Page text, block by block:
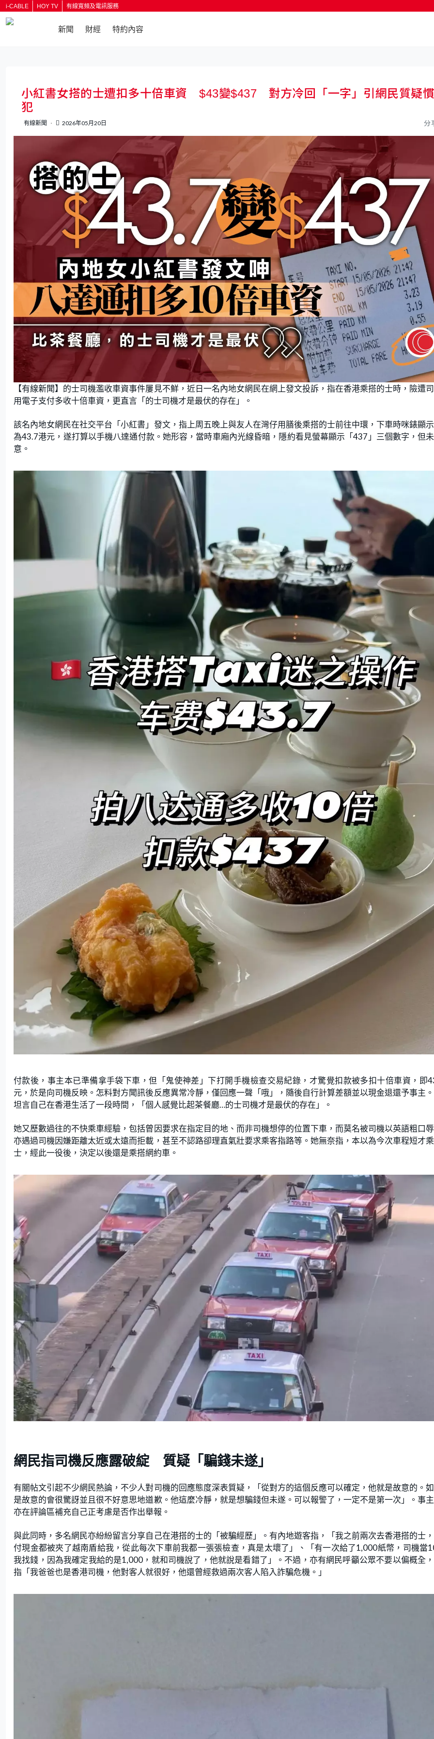
i-CABLE HOY TV 有線寬頻及電訊服務
新聞 財經 特約內容
小紅書女搭的士遭扣多十倍車資 $43變$437 對方冷回「一字」引網民質疑
犯
有線新聞 2026年05月20日 分
【有線新聞】的士司機濫收車資事件屢見不鮮，近日一名內地女網民在網上發文投訴，指在香港乘搭的士時，險遭
用電子支付多收十倍車資，更直言「的士司機才是最伏的存在」。
該名內地女網民在社交平台「小紅書」發文，指上周五晚上與友人在灣仔用膳後乘搭的士前往中環，下車時咪錶顯
為43.7港元，遂打算以手機八達通付款。她形容，當時車廂內光線昏暗，隱約看見螢幕顯示「437」三個數字，但
意。
付款後，事主本已準備拿手袋下車，但「鬼使神差」下打開手機檢查交易紀錄，才驚覺扣款被多扣十倍車資，即
元，於是向司機反映。怎料對方聞訊後反應異常冷靜，僅回應一聲「哦」，隨後自行計算差額並以現金退還予事主
坦言自己在香港生活了一段時間，「個人感覺比起茶餐廳…的士司機才是最伏的存在」。
她又歷數過往的不快乘車經驗，包括曾因要求在指定目的地、而非司機想停的位置下車，而莫名被司機以英語粗口
亦遇過司機因嫌距離太近或太遠而拒載，甚至不認路卻理直氣壯要求乘客指路等。她無奈指，本以為今次車程短才
士，經此一役後，決定以後還是乘搭網約車。
網民指司機反應露破綻 質疑「騙錢未遂」
有關帖文引起不少網民熱論，不少人對司機的回應態度深表質疑，「從對方的這個反應可以確定，他就是故意的。
是故意的會很驚訝並且很不好意思地道歉。他這麼冷靜，就是想騙錢但未遂。可以報警了，一定不是第一次」。事
亦在評論區補充自己正考慮是否作出舉報。
與此同時，多名網民亦紛紛留言分享自己在港搭的士的「被騙經歷」。有內地遊客指，「我之前兩次去香港搭的士
付現金都被夾了越南盾給我，從此每次下車前我都一張張檢查，真是太壞了」、「有一次給了1,000紙幣，司機當
我找錢，因為我確定我給的是1,000，就和司機說了，他就說是看錯了」。不過，亦有網民呼籲公眾不要以偏概全
指「我爸爸也是香港司機，他對客人就很好，他還曾經救過兩次客人陷入詐騙危機。」